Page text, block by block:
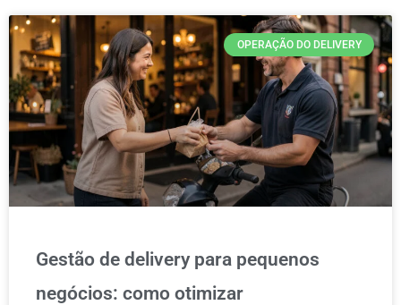
OPERAÇÃO DO DELIVERY
Gestão de delivery para pequenos
negócios: como otimizar